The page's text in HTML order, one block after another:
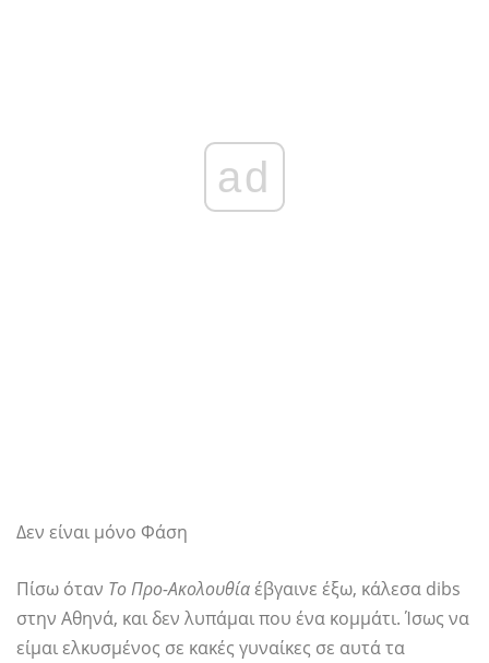
ad
Δεν είναι μόνο Φάση
Πίσω όταν Το Προ-Ακολουθίαέβγαινε έξω, κάλεσα dibs
στην Αθηνά, και δεν λυπάμαι που ένα κομμάτι. Ίσως να
είμαι ελκυσμένος σε κακές γυναίκες σε αυτά τα